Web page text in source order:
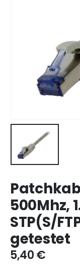
500Mhz,
STP(S/
getestet
5,40€